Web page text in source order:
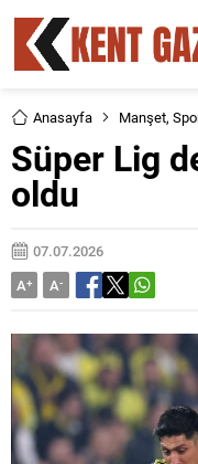
Anasayfa Manşet,
Süper Lig
oldu
07.07.2026
A+ A-